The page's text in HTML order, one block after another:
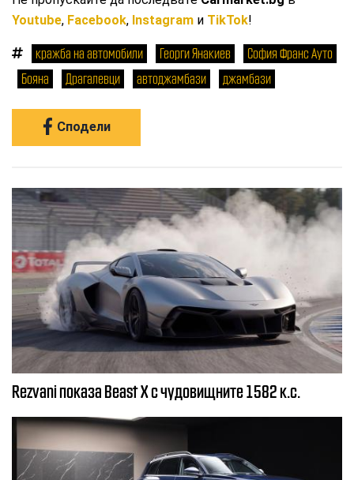
Youtube, Facebook, Instagram и TikTok!
кражба на автомобили Георги Янакиев
София Франс Ауто
Бояна
Драгалевци автоджамбази джамбази
Сподели
Rezvani показа Beast X с чудовищните 1582 к.с.